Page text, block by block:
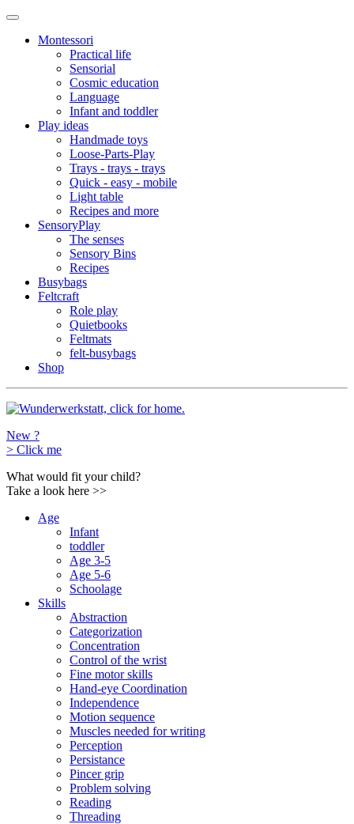
Montessori
Practical life
Sensorial
Cosmic education
Language
Infant and toddler
Play ideas
Handmade toys
Loose-Parts-Play
Trays - trays - trays
Quick - easy - mobile
Light table
Recipes and more
SensoryPlay
The senses
Sensory Bins
Recipes
Busybags
Feltcraft
Role play
Quietbooks
Feltmats
felt-busybags
Shop
New ?
> Click me
What would fit your child?
Take a look here >>
Age
Infant
toddler
Age 3-5
Age 5-6
Schoolage
Skills
Abstraction
Categorization
Concentration
Control of the wrist
Fine motor skills
Hand-eye Coordination
Independence
Motion sequence
Muscles needed for writing
Perception
Persistance
Pincer grip
Problem solving
Reading
Threading